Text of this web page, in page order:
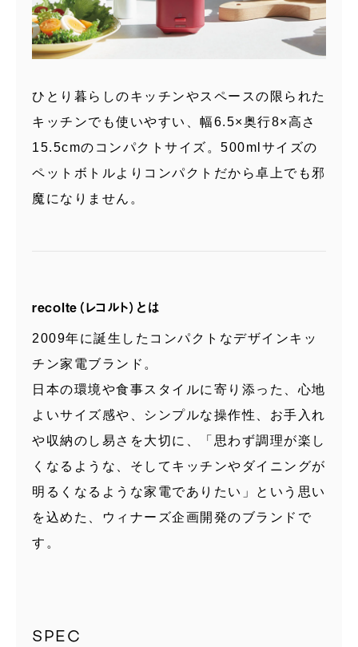
ひとり暮らしのキッチンやスペースの限られた
キッチンでも使いやすい、幅6.5×奥行8×高さ
15.5cmのコンパクトサイズ。500mlサイズの
ペットボトルよりコンパクトだから卓上でも邪
魔になりません。
recolte（レコルト）とは
2009年に誕生したコンパクトなデザインキッ
チン家電ブランド。
日本の環境や食事スタイルに寄り添った、心地
よいサイズ感や、シンプルな操作性、お手入れ
や収納のし易さを大切に、「思わず調理が楽し
くなるような、そしてキッチンやダイニングが
明るくなるような家電でありたい」という思い
を込めた、ウィナーズ企画開発のブランドで
す。
SPEC